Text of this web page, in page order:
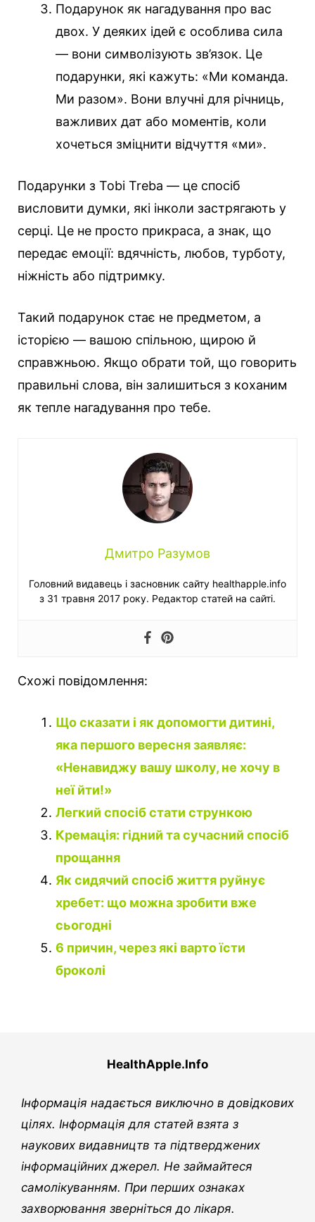
Подарунок як нагадування про вас
двох. У деяких ідей є особлива сила
— вони символізують зв’язок. Це
подарунки, які кажуть: «Ми команда.
Ми разом». Вони влучні для річниць,
важливих дат або моментів, коли
хочеться зміцнити відчуття «ми».
Подарунки з Tobi Treba — це спосіб
висловити думки, які інколи застрягають у
серці. Це не просто прикраса, а знак, що
передає емоції: вдячність, любов, турботу,
ніжність або підтримку.
Такий подарунок стає не предметом, а
історією — вашою спільною, щирою й
справжньою. Якщо обрати той, що говорить
правильні слова, він залишиться з коханим
як тепле нагадування про тебе.
Дмитро Разумов
Головний видавець і засновник сайту healthapple.info
з 31 травня 2017 року. Редактор статей на сайті.
Схожі повідомлення:
Що сказати і як допомогти дитині,
яка першого вересня заявляє:
«Ненавиджу вашу школу, не хочу в
неї йти!»
Легкий спосіб стати стрункою
Кремація: гідний та сучасний спосіб
прощання
Як сидячий спосіб життя руйнує
хребет: що можна зробити вже
сьогодні
6 причин, через які варто їсти
броколі
HealthApple.Info
Інформація надається виключно в довідкових
цілях. Інформація для статей взята з
наукових видавництв та підтверджених
інформаційних джерел. Не займайтеся
самолікуванням. При перших ознаках
захворювання зверніться до лікаря.